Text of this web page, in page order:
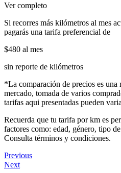
Ver completo
Si recorres más kilómetros al mes
pagarás una tarifa preferencial de
$480 al mes
sin reporte de kilómetros
*La comparación de precios es una
mercado, tomada de varios
tarifas aqui presentadas pueden
Recuerda que tu tarifa por km es
factores como: edad, género, tipo
Consulta términos y condiciones.
Previous
Next